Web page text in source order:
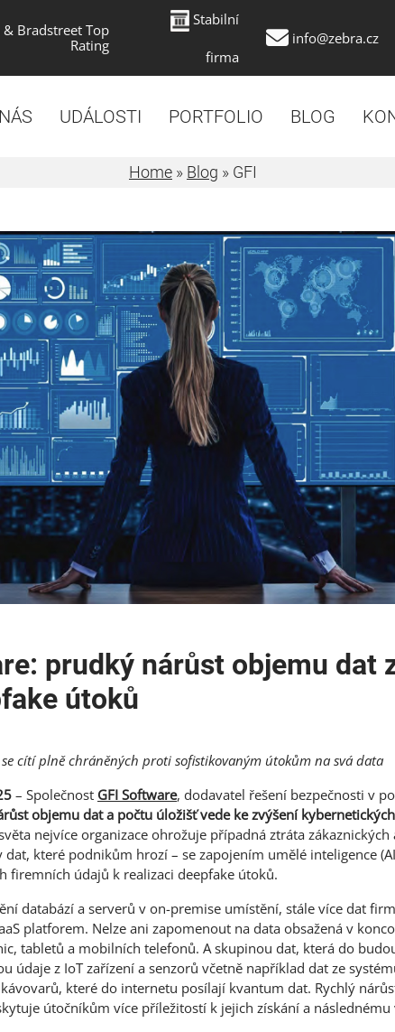
& Bradstreet Top
Rating
Stabilní
firma
info@zebra.cz
UDÁLOSTI PORTFOLIO BLOG
Home » Blog » GFI
prudký nárůst objemu dat
útoků
se cítí plně chráněných proti sofistikovaným útokům na svá data
– Společnost GFI Software, dodavatel řešení bezpečnosti v
objemu dat a počtu úložišť vede ke zvýšení
nejvíce organizace ohrožuje případná ztráta
které podnikům hrozí – se zapojením umělé inteligence
firemních údajů k realizaci deepfake útoků.
databází a serverů v on-premise umístění, stále více dat
platforem. Nelze ani zapomenout na data obsažená v
tabletů a mobilních telefonů. A skupinou dat, která do
údaje z IoT zařízení a senzorů včetně například dat ze
které do internetu posílají kvantum dat. Rychlý
útočníkům více příležitostí k jejich získání a